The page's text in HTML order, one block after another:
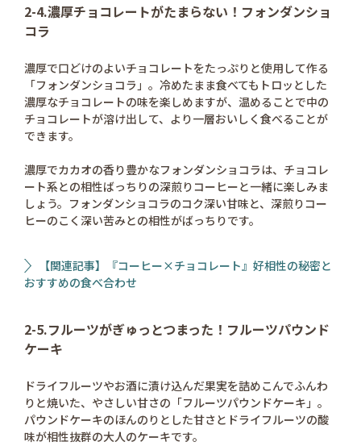
2-4.濃厚チョコレートがたまらない！フォンダンショ
コラ
濃厚で口どけのよいチョコレートをたっぷりと使用して作る
「フォンダンショコラ」。冷めたまま食べてもトロッとした
濃厚なチョコレートの味を楽しめますが、温めることで中の
チョコレートが溶け出して、より一層おいしく食べることが
できます。
濃厚でカカオの香り豊かなフォンダンショコラは、チョコレ
ート系との相性ばっちりの深煎りコーヒーと一緒に楽しみま
しょう。フォンダンショコラのコク深い甘味と、深煎りコー
ヒーのこく深い苦みとの相性がばっちりです。
【関連記事】『コーヒー×チョコレート』好相性の秘密と
おすすめの食べ合わせ
2-5.フルーツがぎゅっとつまった！フルーツパウンド
ケーキ
ドライフルーツやお酒に漬け込んだ果実を詰めこんでふんわ
りと焼いた、やさしい甘さの「フルーツパウンドケーキ」。
パウンドケーキのほんのりとした甘さとドライフルーツの酸
味が相性抜群の大人のケーキです。